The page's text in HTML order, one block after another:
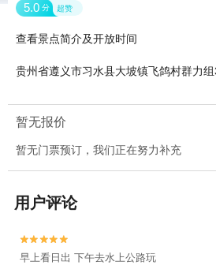
5.0 分 超赞
查看景点简介及开放时间
贵州省遵义市习水县大坡镇飞鸽村群力
暂无报价
暂无门票预订，我们正在努力补充
用户评论


早上看日出 下午去水上公路玩